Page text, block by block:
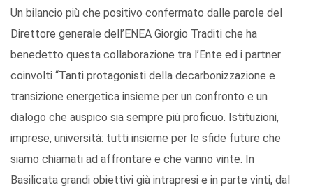
Un bilancio più che positivo confermato dalle parole del
Direttore generale dell’ENEA Giorgio Traditi che ha
benedetto questa collaborazione tra l’Ente ed i partner
coinvolti “Tanti protagonisti della decarbonizzazione e
transizione energetica insieme per un confronto e un
dialogo che auspico sia sempre più proficuo. Istituzioni,
imprese, università: tutti insieme per le sfide future che
siamo chiamati ad affrontare e che vanno vinte. In
Basilicata grandi obiettivi già intrapresi e in parte vinti, dal